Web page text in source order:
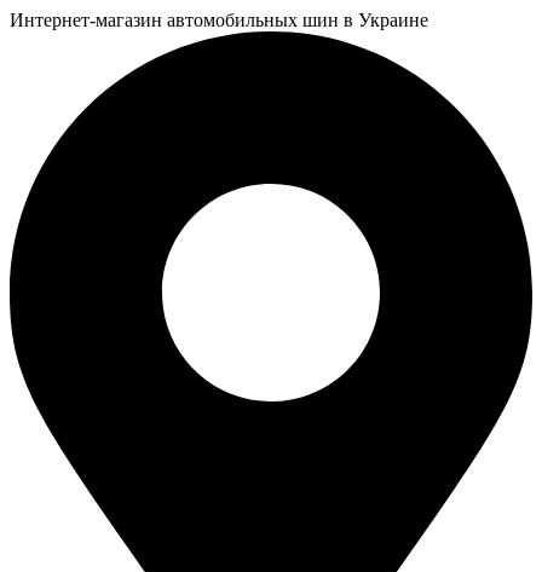
Интернет-магазин автомобильных шин в Украине